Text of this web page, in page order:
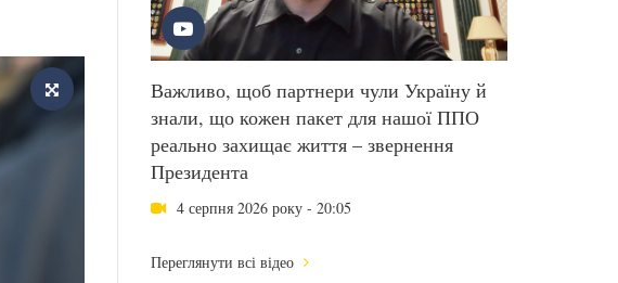
Важливо, щоб партнери чули Україну й
знали, що кожен пакет для нашої ППО
реально захищає життя – звернення
Президента
4 серпня 2026 року - 20:05
Переглянути всі відео